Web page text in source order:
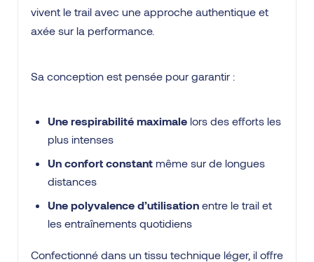
vivent le trail avec une approche authentique et
axée sur la performance.
Sa conception est pensée pour garantir :
Une respirabilité maximale lors des efforts les
plus intenses
Un confort constant même sur de longues
distances
Une polyvalence d’utilisation entre le trail et
les entraînements quotidiens
Confectionné dans un tissu technique léger, il offre